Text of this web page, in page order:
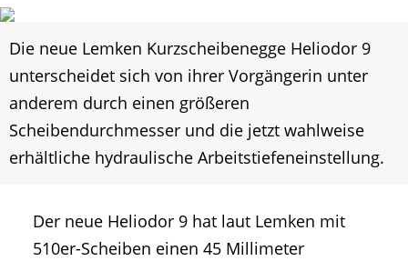
Die neue Lemken Kurzscheibenegge Heliodor 9
unterscheidet sich von ihrer Vorgängerin unter
anderem durch einen größeren
Scheibendurchmesser und die jetzt wahlweise
erhältliche hydraulische Arbeitstiefeneinstellung.
Der neue Heliodor 9 hat laut Lemken mit
510er-Scheiben einen 45 Millimeter